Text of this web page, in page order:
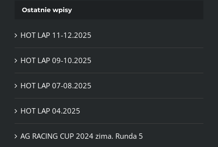
Ostatnie wpisy
HOT LAP 11-12.2025
HOT LAP 09-10.2025
HOT LAP 07-08.2025
HOT LAP 04.2025
AG RACING CUP 2024 zima. Runda 5